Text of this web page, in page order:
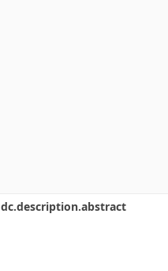
dc.description.abstract